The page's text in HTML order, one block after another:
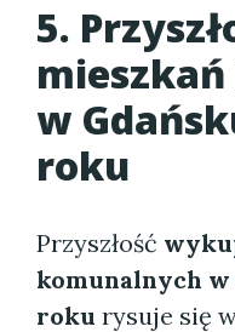
5.
w
roku
Przyszłość
komunalnych w
roku rysuje się